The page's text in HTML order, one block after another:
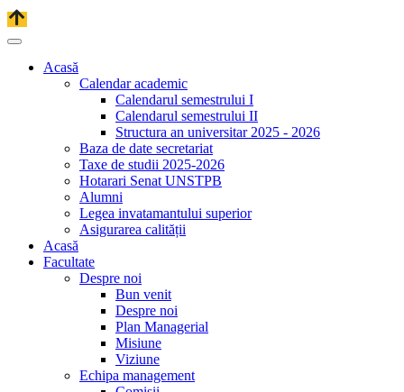
Acasă
Calendar academic
Calendarul semestrului I
Calendarul semestrului II
Structura an universitar 2025 - 2026
Baza de date secretariat
Taxe de studii 2025-2026
Hotarari Senat UNSTPB
Alumni
Legea invatamantului superior
Asigurarea calității
Acasă
Facultate
Despre noi
Bun venit
Despre noi
Plan Managerial
Misiune
Viziune
Echipa management